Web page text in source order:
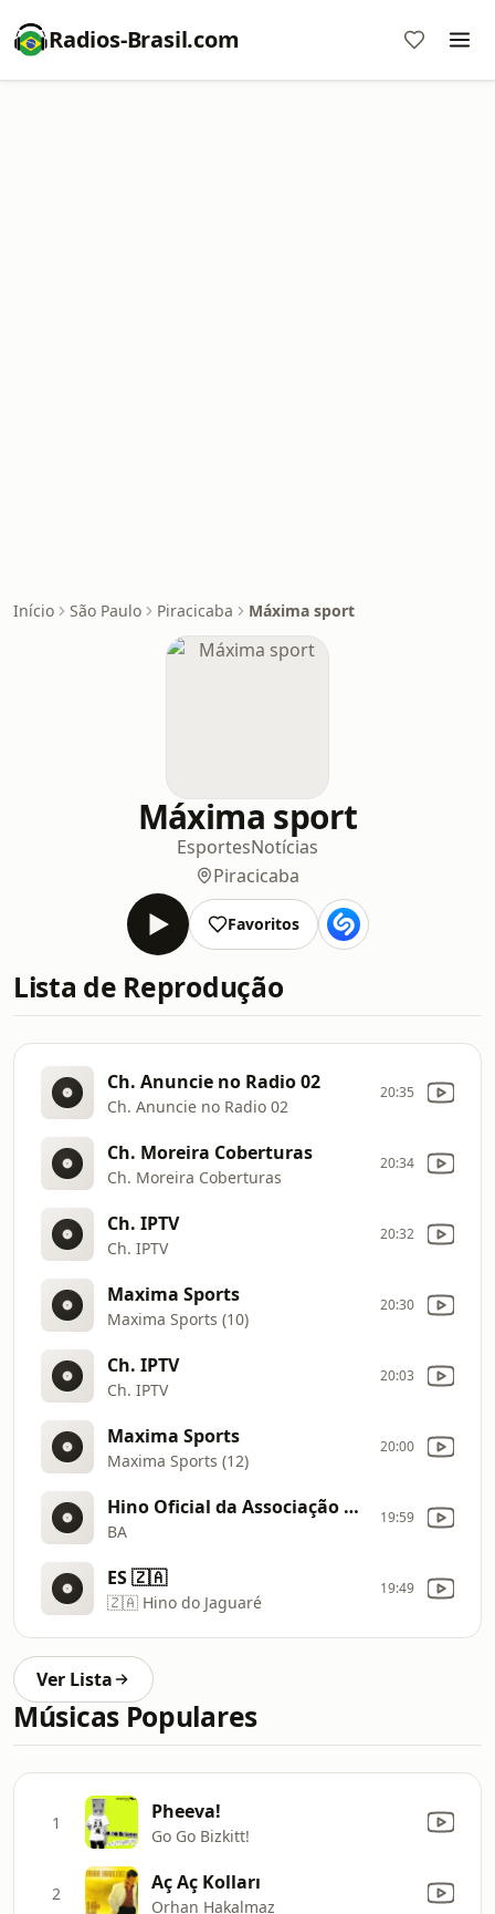
Radios-Brasil.com
Início São Paulo Piracicaba Máxima sport
Máxima sport
EsportesNotícias
Piracicaba
Favoritos
Lista de Reprodução
Ch. Anuncie no Radio 02
Ch. Anuncie no Radio 02
20:35
Ch. Moreira Coberturas
Ch. Moreira Coberturas
20:34
Ch. IPTV
Ch. IPTV
20:32
Maxima Sports
Maxima Sports (10)
20:30
Ch. IPTV
Ch. IPTV
20:03
Maxima Sports
Maxima Sports (12)
20:00
Hino Oficial da Associação Desportiva Jequié
BA
19:59
ES 🇿🇦
🇿🇦 Hino do Jaguaré
19:49
Ver Lista
Músicas Populares
1 Pheeva!
Go Go Bizkitt!
2 Aç Aç Kolları
Orhan Hakalmaz